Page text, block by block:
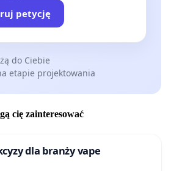
petycję
do Ciebie
etapie projektowania
cię zainteresować
dla branży vape